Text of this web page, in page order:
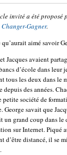
invité a été proposé
Gagner.
qu’aurait aimé savoir
Jacques avaient
d’école dans leur
tous les deux dans le
depuis des années.
petite société de
George savait que
un grand coup dans le
sur Internet. Piqué
d’être distancé, il se